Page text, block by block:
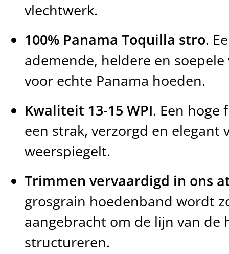
vlechtwerk.
100% Panama Toquilla stro.
ademende, heldere en
voor echte Panama hoeden.
Kwaliteit 13-15 WPI. Een hoge
een strak, verzorgd en elegant
weerspiegelt.
Trimmen vervaardigd in ons
grosgrain hoedenband wordt
aangebracht om de lijn van de
structureren.